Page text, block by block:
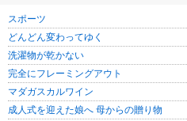
スポーツ
どんどん変わってゆく
洗濯物が乾かない
完全にフレーミングアウト
マダガスカルワイン
成人式を迎えた娘へ 母からの贈り物